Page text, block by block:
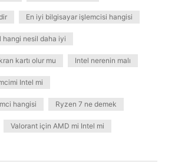
En iyi bilgisayar işlemcisi hangisi
hangi nesil daha iyi
kartı olur mu Intel nerenin malı
Intel mi
hangisi Ryzen 7 ne demek
Valorant için AMD mi Intel mi